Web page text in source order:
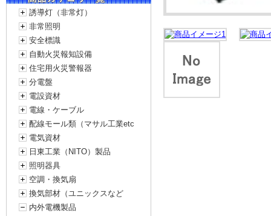
誘導灯（非常灯）
非常照明
安全標識
自動火災報知設備
住宅用火災警報器
分電盤
電設資材
電線・ケーブル
配線モール類（マサル工業etc
電気資材
日東工業（NITO）製品
照明器具
空調・換気扇
換気部材（ユニックスなど
内外電機製品